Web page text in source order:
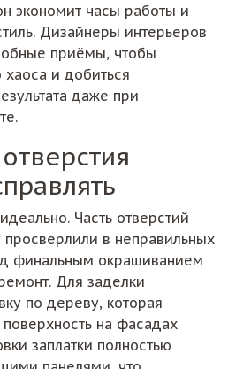
экономит часы работы и
Дизайнеры интерьеров
приёмы, чтобы
хаоса и добиться
даже при
Часть отверстий
в неправильных
финальным окрашиванием
Для заделки
по дереву, которая
на фасадах
заплатки полностью